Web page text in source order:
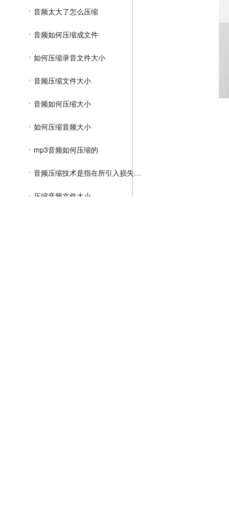
音频太大了怎么压缩
音频如何压缩成文件
如何压缩录音文件大小
音频压缩文件大小
音频如何压缩大小
如何压缩音频大小
mp3音频如何压缩的
音频压缩技术是指在所引入损失可忽略
压缩音频文件大小